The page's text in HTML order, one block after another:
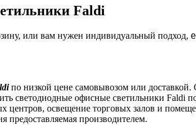
Faldi
или вам нужен индивидуальный подход,
по низкой цене самовывозом или доставкой.
светодиодные офисные светильники Faldi
центров, освещение торговых залов и
предоставляемая производителем.